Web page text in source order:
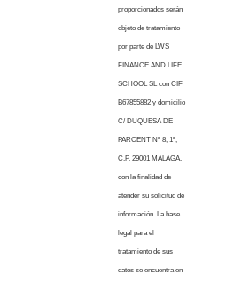
proporcionados serán
objeto de tratamiento
por parte de LWS
FINANCE AND LIFE
SCHOOL SL con CIF
B67855882 y domicilio
C/ DUQUESA DE
PARCENT Nº 8, 1º,
C.P. 29001 MALAGA,
con la finalidad de
atender su solicitud de
información. La base
legal para el
tratamiento de sus
datos se encuentra en